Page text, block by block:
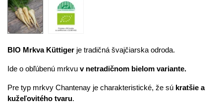
BIO Mrkva Küttiger je tradičná švajčiarska odroda.
Ide o obľúbenú mrkvu v netradičnom bielom variante.
Pre typ mrkvy Chantenay je charakteristické, že sú kratšie a
kužeľovitého tvaru.